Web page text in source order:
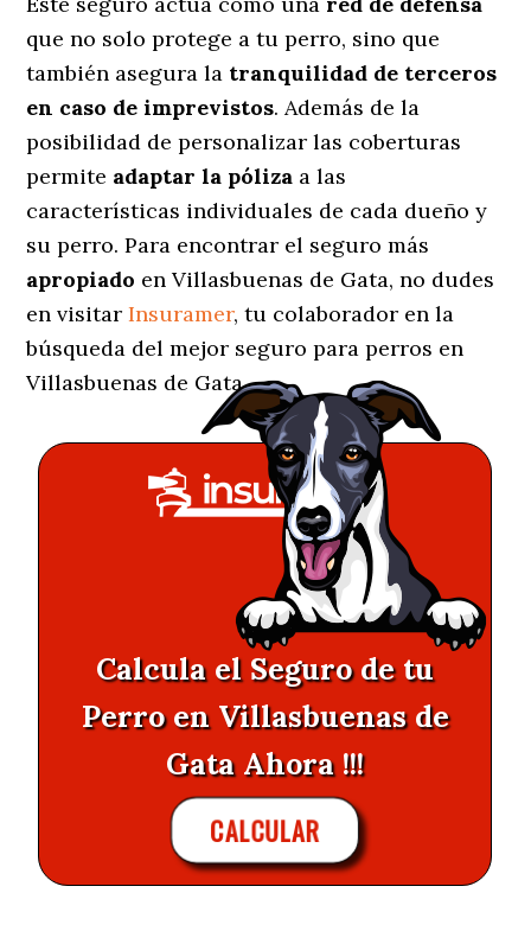
que no solo protege a tu perro, sino que
también asegura la tranquilidad de terceros
en caso de imprevistos. Además de la
posibilidad de personalizar las coberturas
permite adaptar la póliza a las
características individuales de cada dueño y
su perro. Para encontrar el seguro más
apropiado en Villasbuenas de Gata, no dudes
en visitarInsuramer, tu colaborador en la
búsqueda del mejor seguro para perros en
Villasbuenas de Gata.
Calcula el Seguro de tu
Perro en Villasbuenas de
Gata Ahora !!!
CALCULAR